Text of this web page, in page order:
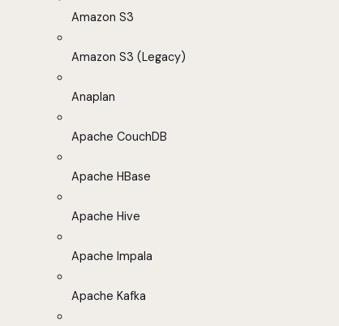
Amazon S3
Amazon S3 (Legacy)
Anaplan
Apache CouchDB
Apache HBase
Apache Hive
Apache Impala
Apache Kafka